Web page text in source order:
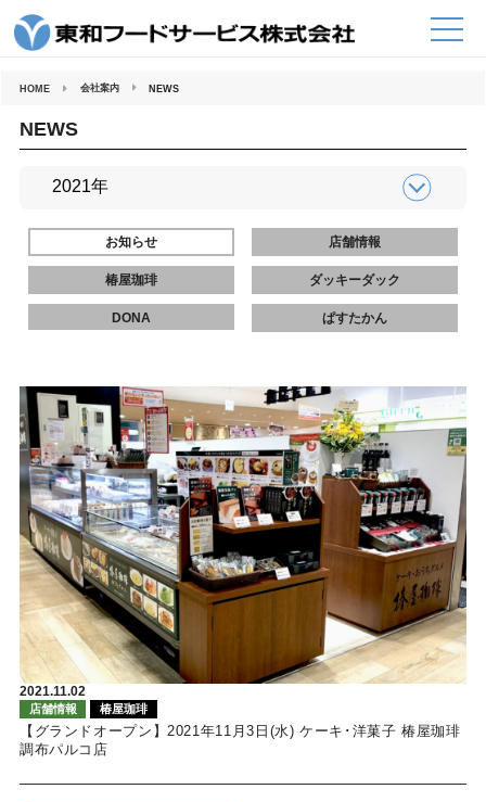
HOME 会社案内 NEWS
NEWS
お知らせ 店舗情報
椿屋珈琲 ダッキーダック
DONA ぱすたかん
2021.11.02
店舗情報 椿屋珈琲
【グランドオープン】2021年11月3日(水) ケーキ･洋菓子 椿屋珈琲
調布パルコ店